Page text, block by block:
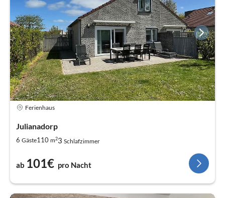
Ferienhaus
Julianadorp
6 Gäste110 m23 Schlafzimmer
ab 101€ pro Nacht